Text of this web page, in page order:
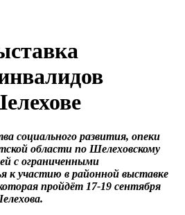
социального развития, опеки
области по Шелеховскому
с ограниченными
к участию в районной выставке
пройдёт 17-19 сентября